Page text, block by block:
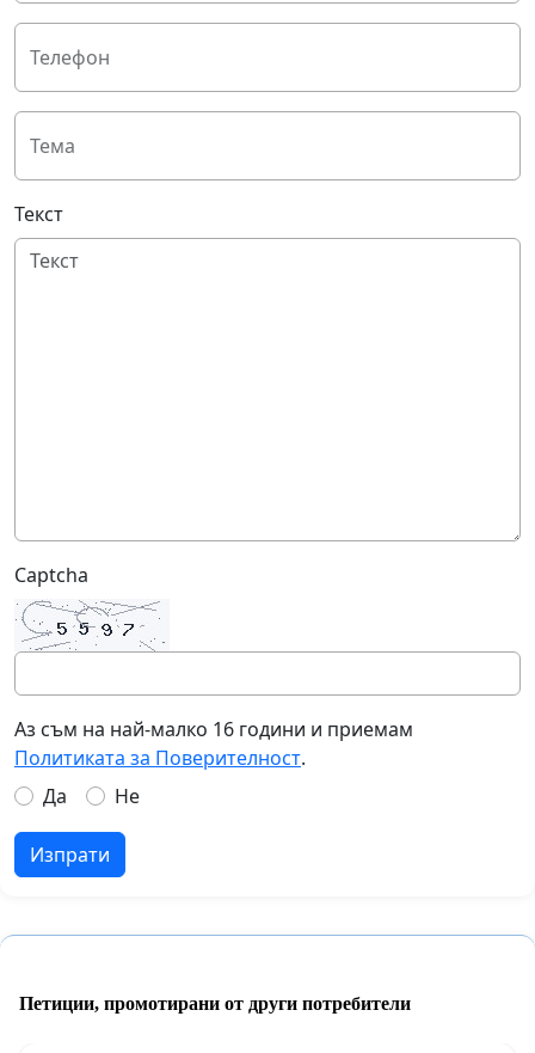
Телефон
Тема
Текст
Captcha
Аз съм на най-малко 16 години и приемам
Политиката за Поверителност.
Да
Не
Изпрати
Петиции, промотирани от други потребители